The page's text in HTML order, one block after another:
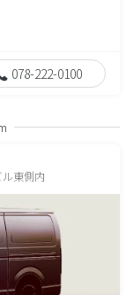
078-222-0100
東側内